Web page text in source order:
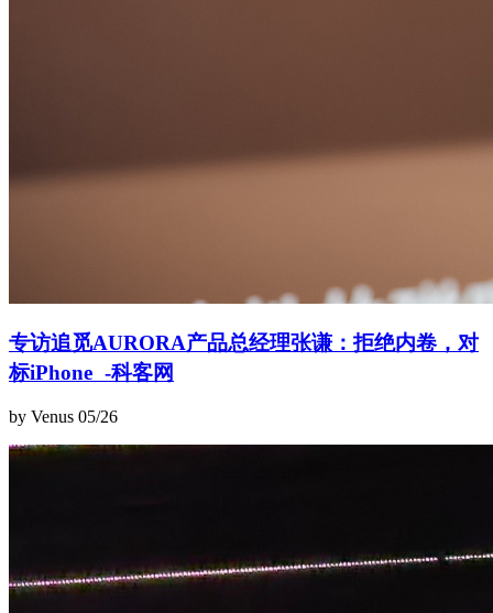
专访追觅AURORA产品总经理张谦：拒绝内卷，对
标iPhone -科客网
by Venus 05/26